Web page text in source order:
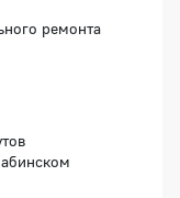
ремонта